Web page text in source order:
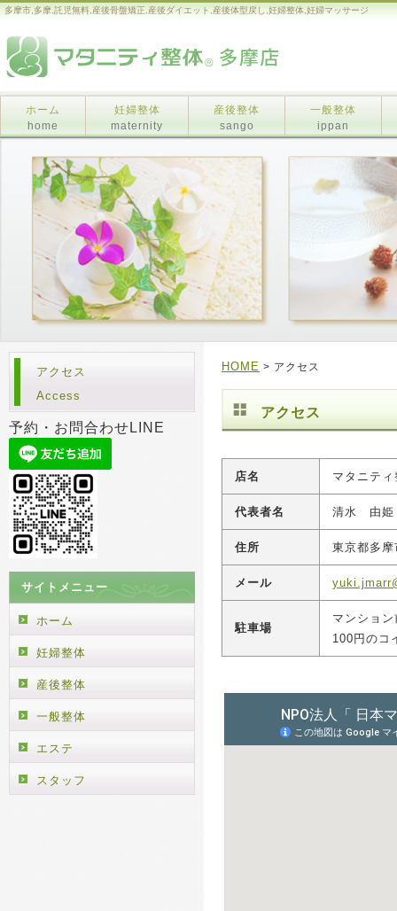
多摩市,多摩,託児無料,産後骨盤矯正,産後ダイエット,産後体型戻し,妊婦整体,妊婦マッサージ
ホーム
home
妊婦整体
maternity
産後整体
sango
一般整体
ippan
HOME > アクセス
アクセス
店名 マタニテ
代表者名 清水 由姫
住所 東京都多
メール
駐車場
マンショ
100円のコ
アクセス
Access
予約・お問合わせLINE
サイトメニュー
ホーム
妊婦整体
産後整体
一般整体
エステ
スタッフ